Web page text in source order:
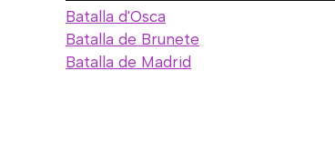
Batalla d'Osca
Batalla de Brunete
Batalla de Madrid